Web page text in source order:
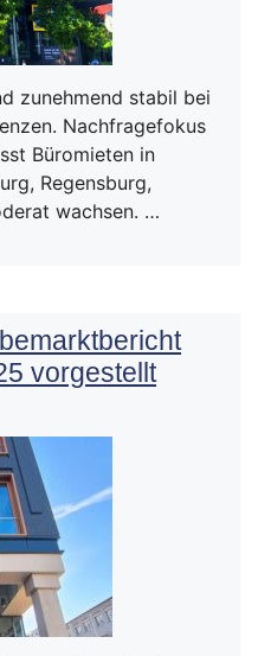
zunehmend stabil bei
Nachfragefokus
Büromieten in
Regensburg,
wachsen. …
vorgestellt